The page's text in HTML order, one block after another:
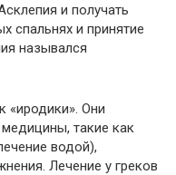
и получать
спальнях и принятие
назывался
«иродики». Они
такие как
водой),
Лечение у греков